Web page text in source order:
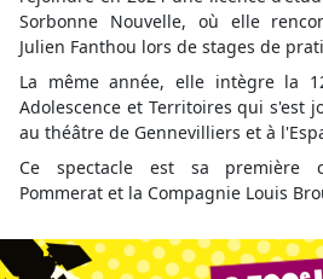
Sorbonne Nouvelle, où elle
Julien Fanthou lors de stages de
La même année, elle intègre la
Adolescence et Territoires qui s'est
au théâtre de Gennevilliers et à
Ce spectacle est sa première
Pommerat et la Compagnie Louis